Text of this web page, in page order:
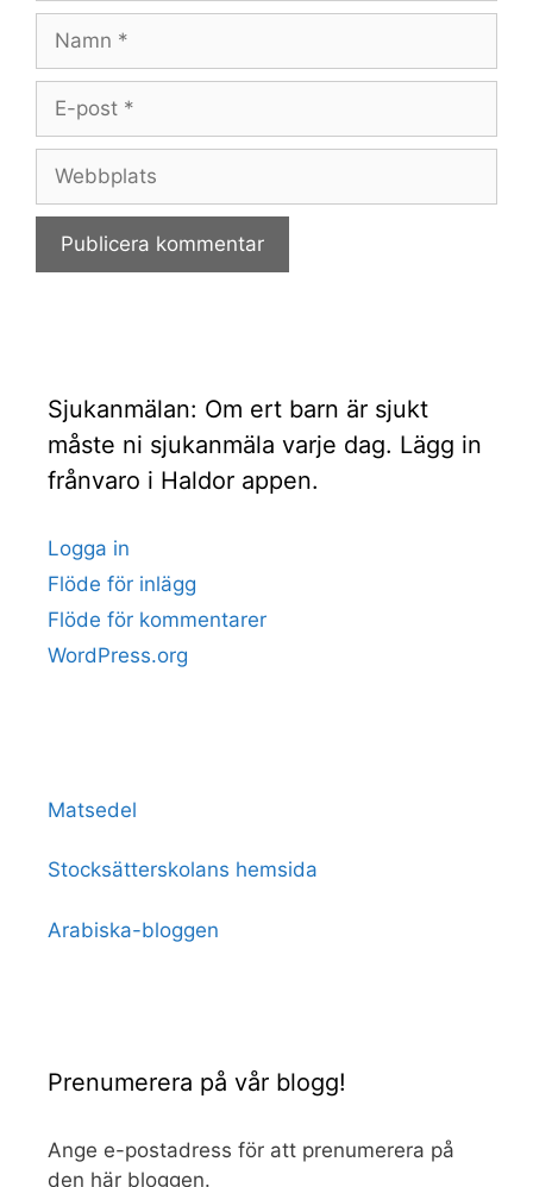
post
Sjukanmälan: Om ert barn är sjukt
måste ni sjukanmäla varje dag. Lägg in
frånvaro i Haldor appen.
Logga in
Flöde för inlägg
Flöde för kommentarer
WordPress.org
Matsedel
Stocksätterskolans hemsida
Arabiska-bloggen
Prenumerera på vår blogg!
Ange e-postadress för att prenumerera på
den här bloggen.